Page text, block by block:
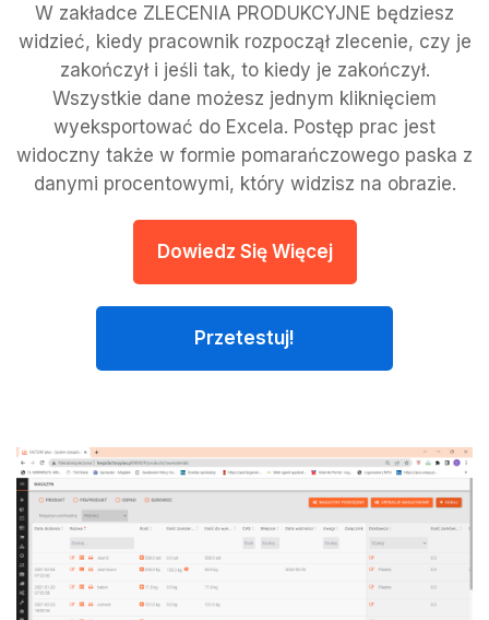
W zakładce ZLECENIA PRODUKCYJNE będziesz
widzieć, kiedy pracownik rozpoczął zlecenie, czy je
zakończył i jeśli tak, to kiedy je zakończył.
Wszystkie dane możesz jednym kliknięciem
wyeksportować do Excela. Postęp prac jest
widoczny także w formie pomarańczowego paska z
danymi procentowymi, który widzisz na obrazie.
Dowiedz Się Więcej
Przetestuj!